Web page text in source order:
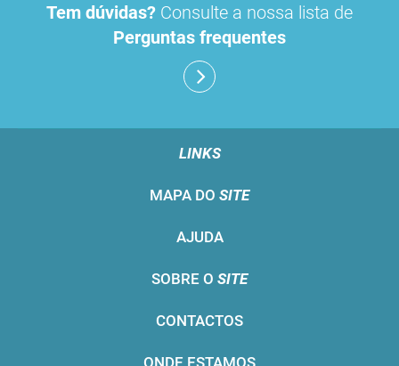
Tem dúvidas? Consulte a nossa lista de
Perguntas frequentes
LINKS
MAPA DO SITE
AJUDA
SOBRE O SITE
CONTACTOS
ONDE ESTAMOS